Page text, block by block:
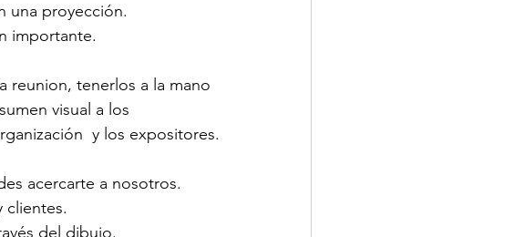
una proyección.
importante.
reunion, tenerlos a la mano
visual a los
y los expositores.
acercarte a nosotros.
clientes.
del dibujo.